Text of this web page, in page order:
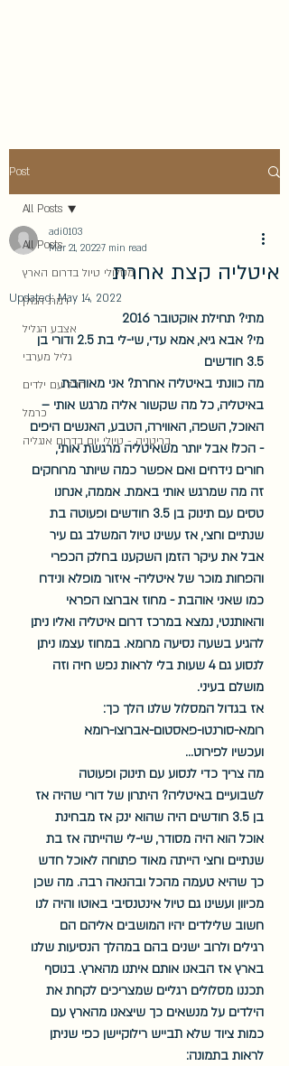
Post
All Posts
מסלולי טיול בדרום הארץ
רמת הגולן
אצבע הגליל
גליל מערבי
חו"ל עם ילדים
כרמל
בריטניה - טיולי יום בדרום אנגליה
All Posts
איטליה קצת אחרת
adi0103
Mar 21, 20227 min read
Updated:May 14, 2022
מתי? תחילת אוקטובר 2016
מי? אבא גיא, אמא עדי, שי-לי בת 2.5 ודורי בן
3.5 חודשים
מה כוונתי באיטליה אחרת? אני מאוהבת
באיטליה, כל מה שקשור אליה מרגש אותי –
האוכל, השפה, האווירה, הטבע, האנשים היפים
- הכל! אבל יותר משאיטליה מרגשת אותי,
חורים נידחים ואם אפשר כמה שיותר מרוחקים
זה מה שמרגש אותי באמת. אממה, אנחנו
טסים עם תינוק בן 3.5 חודשים ופעוטה בת
שנתיים וחצי, אז עשינו טיול המשלב גם עיר
אבל את עיקר הזמן השקענו בחלק הכפרי
והפחות מוכר של איטליה- איזור מופלא ונידח
כמו שאני אוהבת - מחוז אברוצו הפראי
והאותנטי, נמצא במרכז דרום איטליה ואליו ניתן
להגיע בשעה נסיעה מרומא. במחוז עצמו ניתן
לנסוע גם 4 שעות בלי לראות נפש חיה וזה
מושלם בעיני.
אז בגדול המסלול שלנו הלך כך:
רומא-סורנטו-פאסטום-אברוצו-רומא
ועכשיו לפירוט...
מה צריך כדי לנסוע עם תינוק ופעוטה
לשבועיים באיטליה? היתרון של דורי שהיה אז
בן 3.5 חודשים היה שהוא ינק אז מבחינת
אוכל הוא היה מסודר, שי-לי שהייתה אז בת
שנתיים וחצי הייתה מאוד פתוחה לאוכל חדש
כך שהיא טעמה מהכל ובהנאה רבה. מה שכן
מכיוון ועשינו גם טיול אינטנסיבי באוטו והיה לנו
חשוב שלילדים יהיו המושבים אליהם הם
רגילים ולרוב ישנים בהם במהלך הנסיעות שלנו
בארץ אז הבאנו אותם איתנו מהארץ. בנוסף
תכננו מסלולים רגליים שמצריכים לקחת את
הילדים על מנשאים כך שיצאנו מהארץ עם
כמות ציוד שלא תבייש רילוקיישן כפי שניתן
לראות בתמונה: